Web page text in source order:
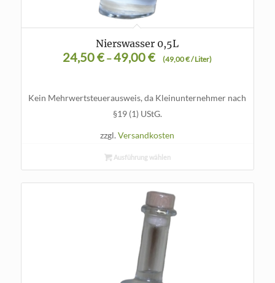
Nierswasser 0,5L
24,50€ –49,00€ (49,00€/Liter)
Kein Mehrwertsteuerausweis, da Kleinunternehmer nach
§19 (1) UStG.
zzgl.Versandkosten
Ausführung wählen